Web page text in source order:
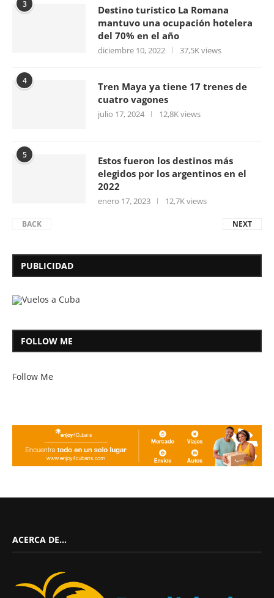
3
Destino turístico La Romana
mantuvo una ocupación hotelera
del 70% en el año
diciembre 10, 2022 37,5K views
4
Tren Maya ya tiene 17 trenes de
cuatro vagones
julio 17, 2024 12,8K views
5
Estos fueron los destinos más
elegidos por los argentinos en el
2022
enero 17, 2023 12,7K views
BACK NEXT
PUBLICIDAD
FOLLOW ME
Follow Me
ACERCA DE…